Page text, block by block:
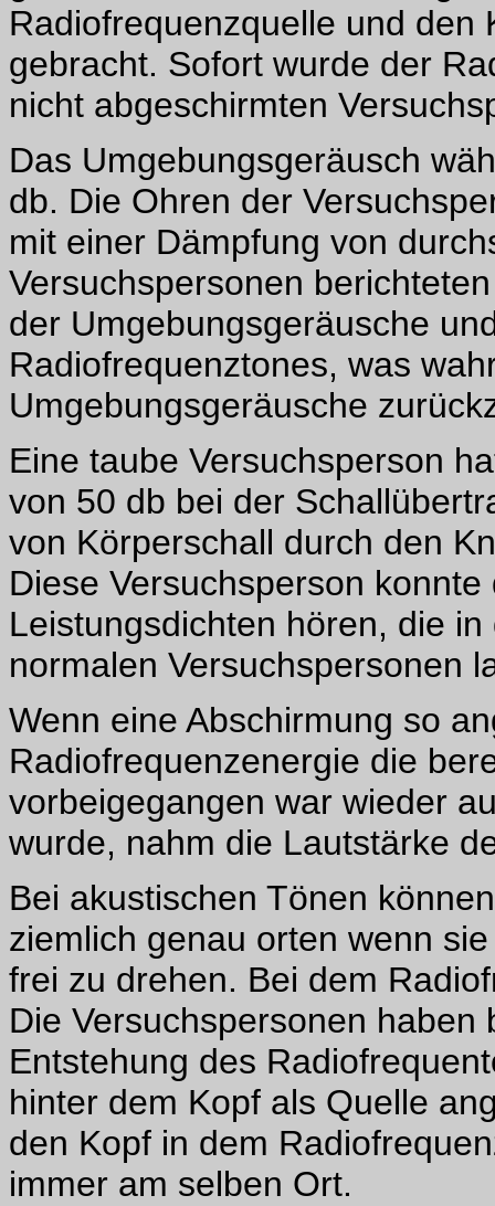
Radiofrequenzquelle und den
gebracht. Sofort wurde der
nicht abgeschirmten
Das Umgebungsgeräusch
db. Die Ohren der
mit einer Dämpfung von
Versuchspersonen
der Umgebungsgeräusche
Radiofrequenztones, was
Umgebungsgeräusche
Eine taube Versuchsperson
von 50 db bei der
von Körperschall durch den
Diese Versuchsperson
Leistungsdichten hören, die
normalen Versuchspersonen
Wenn eine Abschirmung so
Radiofrequenzenergie die
vorbeigegangen war wieder
wurde, nahm die Lautstärke
Bei akustischen Tönen
ziemlich genau orten wenn
frei zu drehen. Bei dem
Die Versuchspersonen
Entstehung des
hinter dem Kopf als Quelle
den Kopf in dem
immer am selben Ort.